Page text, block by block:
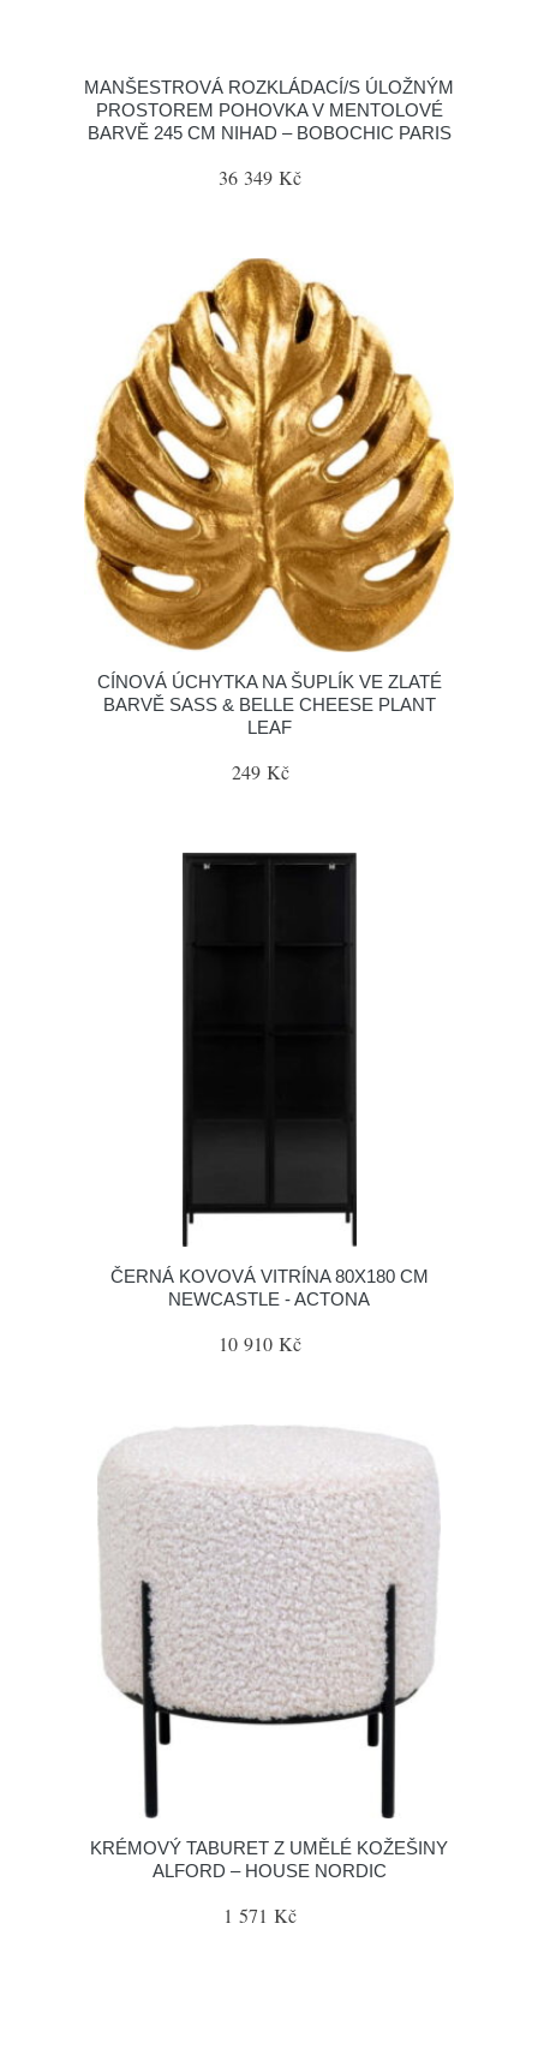
MANŠESTROVÁ ROZKLÁDACÍ/S ÚLOŽNÝM
PROSTOREM POHOVKA V MENTOLOVÉ
BARVĚ 245 CM NIHAD – BOBOCHIC PARIS
36 349 Kč
CÍNOVÁ ÚCHYTKA NA ŠUPLÍK VE ZLATÉ
BARVĚ SASS & BELLE CHEESE PLANT
LEAF
249 Kč
ČERNÁ KOVOVÁ VITRÍNA 80X180 CM
NEWCASTLE - ACTONA
10 910 Kč
KRÉMOVÝ TABURET Z UMĚLÉ KOŽEŠINY
ALFORD – HOUSE NORDIC
1 571 Kč